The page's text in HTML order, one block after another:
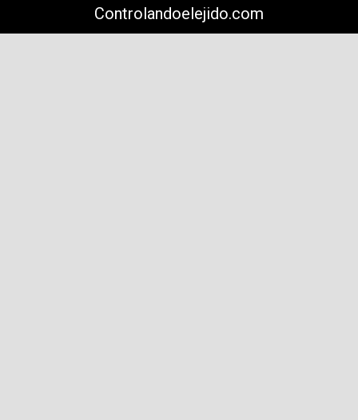
Controlandoelejido.com